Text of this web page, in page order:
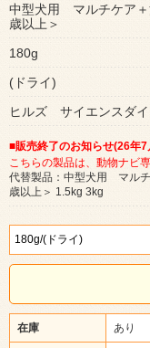
中型犬用 マルチケア
歳以上＞
180g
(ドライ)
ヒルズ サイエンスダ
■販売終了のお知らせ(26年7
こちらの製品は、動物ナビ
代替製品：中型犬用 マル
歳以上＞ 1.5kg 3kg
在庫 あり